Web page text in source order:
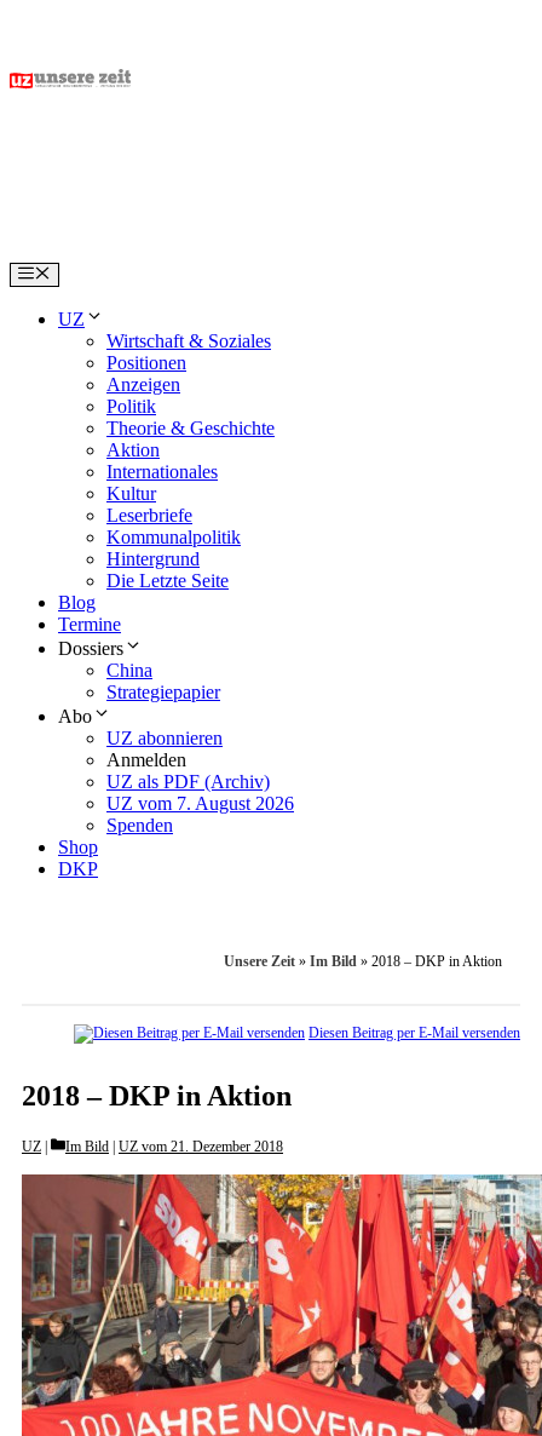
content
Menu
UZ
Wirtschaft & Soziales
Positionen
Anzeigen
Politik
Theorie & Geschichte
Aktion
Internationales
Kultur
Leserbriefe
Kommunalpolitik
Hintergrund
Die Letzte Seite
Blog
Termine
Dossiers
China
Strategiepapier
Abo
UZ abonnieren
Anmelden
UZ als PDF (Archiv)
UZ vom 7. August 2026
Spenden
Shop
DKP
Unsere Zeit » Im Bild » 2018 – DKP in Aktion
Diesen Beitrag per E-Mail versenden
2018 – DKP in Aktion
UZ Categories
Im Bild UZ vom 21. Dezember 2018